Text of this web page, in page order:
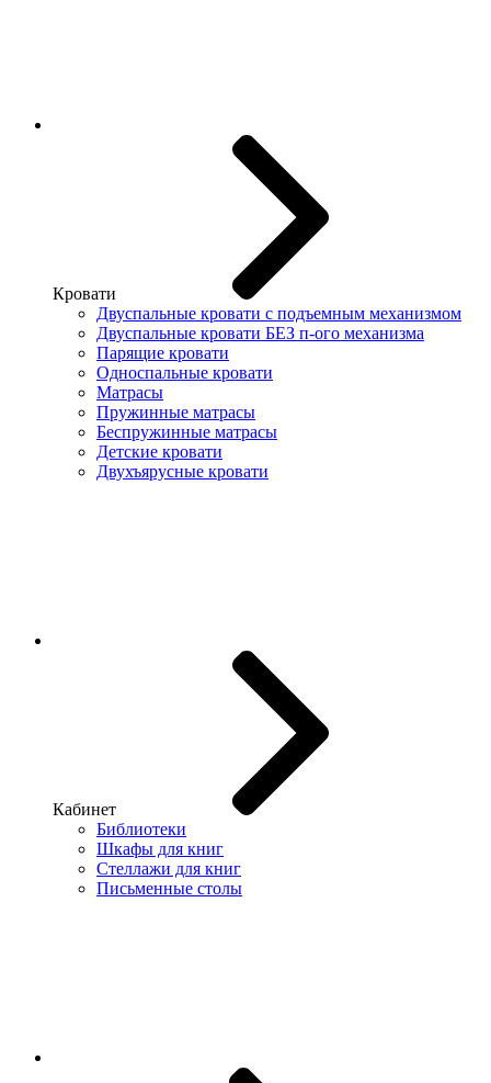
Кровати
Двуспальные кровати с подъемным механизмом
Двуспальные кровати БЕЗ п-ого механизма
Парящие кровати
Односпальные кровати
Матрасы
Пружинные матрасы
Беспружинные матрасы
Детские кровати
Двухъярусные кровати
Кабинет
Библиотеки
Шкафы для книг
Стеллажи для книг
Письменные столы